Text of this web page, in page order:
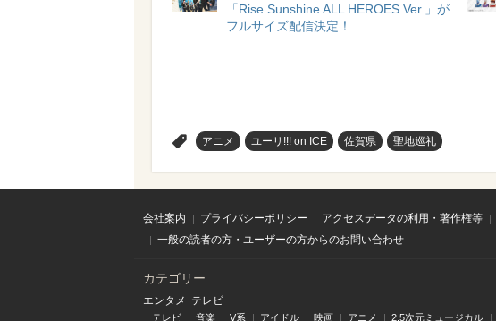
「Rise Sunshine ALL HEROES Ver.」が
フルサイズ配信決定！
アニメ ユーリ!!! on ICE 佐賀県 聖地巡礼
会社案内 プライバシーポリシー アクセスデータの利用・著作権等
一般の読者の方・ユーザーの方からのお問い合わせ
カテゴリー
エンタメ･テレビ
テレビ 音楽 V系 アイドル 映画 アニメ 2.5次元ミュージカル